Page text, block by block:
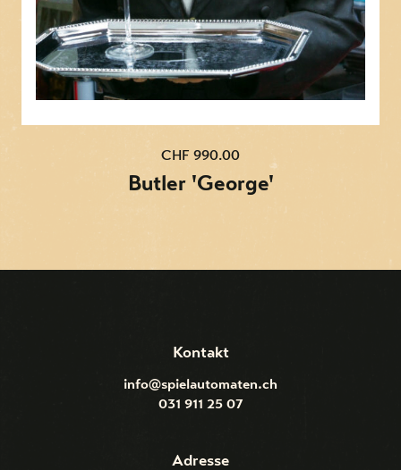
CHF 990.00
Butler 'George'
Kontakt
info@spielautomaten.ch
031 911 25 07
Adresse